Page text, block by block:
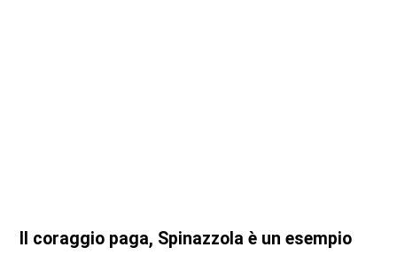
Il coraggio paga, Spinazzola è un esempio